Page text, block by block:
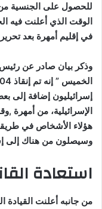
للحصول على الجنسية من
الوقت الذي أعلنت فيه
في إقليم أمهرة بعد
وذكر بيان صادر عن رئيس
إسرائيليون إضافة إلى
الإسرائيلية، من
هؤلاء الأشخاص في
وسيصلون من هناك إلى
استعادة
من جانبه أعلنت القيادة